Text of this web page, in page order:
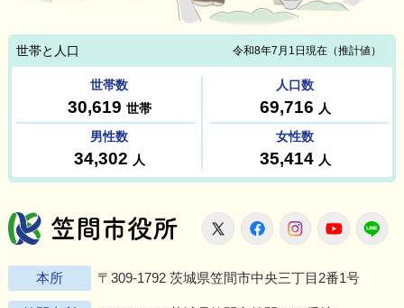
笠間市役所
X FacebookInstagram
本所 〒309-1792 茨城県笠間市中央三丁目2番1号